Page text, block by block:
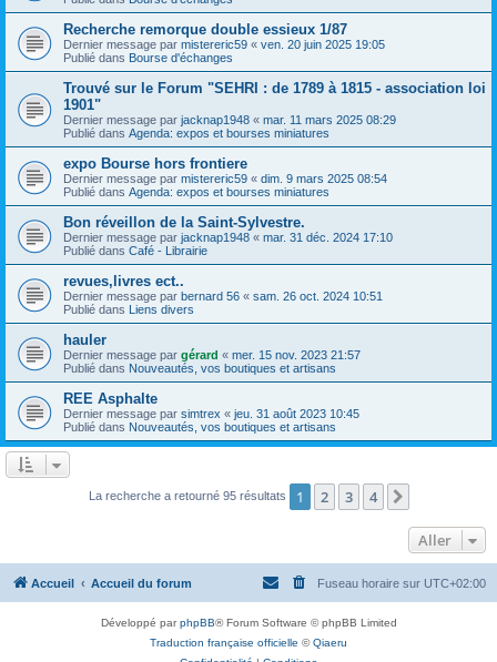
Recherche remorque double essieux 1/87
Dernier message par mistereric59 « ven. 20 juin 2025 19:05
Publié dans Bourse d'échanges
Trouvé sur le Forum "SEHRI : de 1789 à 1815 - association loi
1901"
Dernier message par jacknap1948 « mar. 11 mars 2025 08:29
Publié dans Agenda: expos et bourses miniatures
expo Bourse hors frontiere
Dernier message par mistereric59 « dim. 9 mars 2025 08:54
Publié dans Agenda: expos et bourses miniatures
Bon réveillon de la Saint-Sylvestre.
Dernier message par jacknap1948 « mar. 31 déc. 2024 17:10
Publié dans Café - Librairie
revues,livres ect..
Dernier message par bernard 56 « sam. 26 oct. 2024 10:51
Publié dans Liens divers
hauler
Dernier message par gérard « mer. 15 nov. 2023 21:57
Publié dans Nouveautés, vos boutiques et artisans
REE Asphalte
Dernier message par simtrex « jeu. 31 août 2023 10:45
Publié dans Nouveautés, vos boutiques et artisans
La recherche a retourné 95 résultats 1 2 3 4
Aller
Accueil Accueil du forum Fuseau horaire sur UTC+02:00
Développé parphpBB® Forum Software © phpBB Limited
Traduction française officielle ©Qiaeru